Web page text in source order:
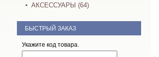
АКСЕССУАРЫ (64)
БЫСТРЫЙ ЗАКАЗ
Укажите код товара.